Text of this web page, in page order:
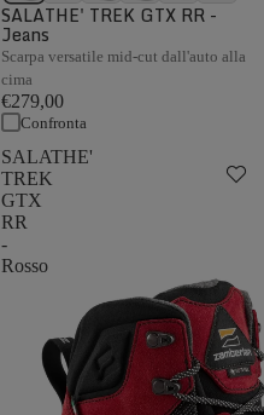
SALATHE' TREK GTX RR -
Jeans
Scarpa versatile mid-cut dall'auto alla
cima
€279,00
Confronta
SALATHE'
TREK
GTX
RR
-
Rosso